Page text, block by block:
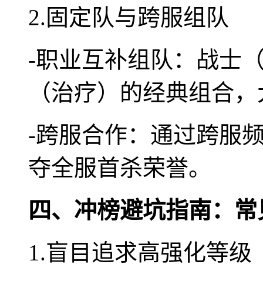
2.固定队与跨服组队
-职业互补组队：战士
（治疗）的经典组合
-跨服合作：通过跨服
夺全服首杀荣誉。
四、冲榜避坑指南：
1.盲目追求高强化等级